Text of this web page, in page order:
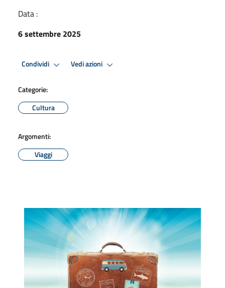
Data :
6 settembre 2025
Condividi Vedi azioni
Categorie:
Cultura
Argomenti:
Viaggi